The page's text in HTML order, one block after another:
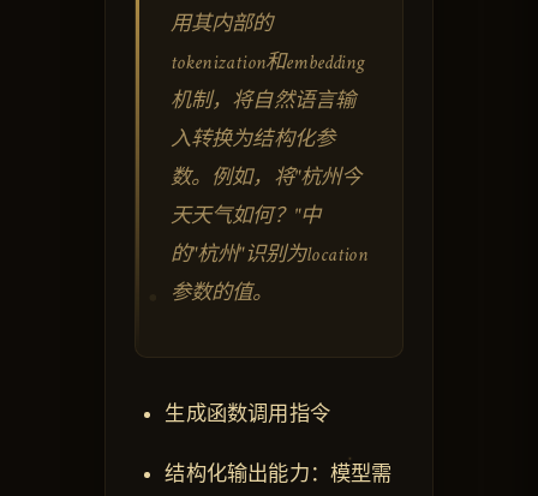
用其内部的
tokenization和embedding
机制，将自然语言输
入转换为结构化参
数。例如，将"杭州今
天天气如何？"中
的"杭州"识别为location
参数的值。
生成函数调用指令
结构化输出能力：模型需